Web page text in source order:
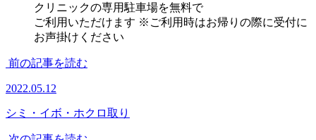
クリニックの専用駐車場を無料で
ご利用いただけます ※ご利用時はお帰りの際に受付に
お声掛けください
前の記事を読む
2022.05.12
シミ・イボ・ホクロ取り